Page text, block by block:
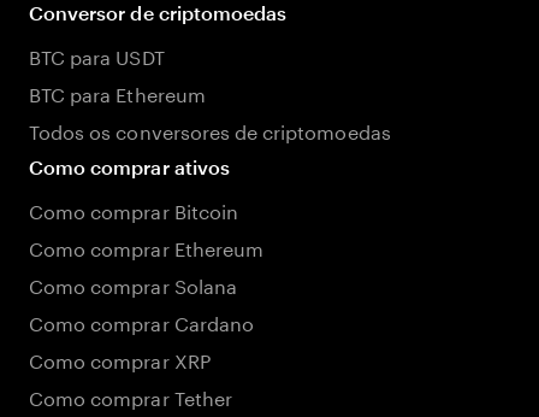
Conversor de criptomoedas
BTC para USDT
BTC para Ethereum
Todos os conversores de criptomoedas
Como comprar ativos
Como comprar Bitcoin
Como comprar Ethereum
Como comprar Solana
Como comprar Cardano
Como comprar XRP
Como comprar Tether